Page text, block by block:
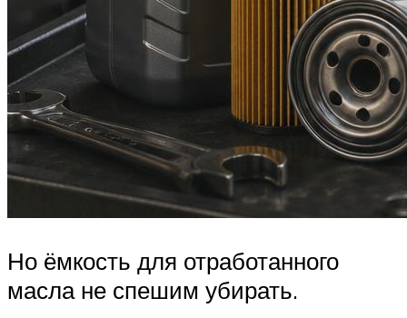
Но ёмкость для отработанного
масла не спешим убирать.